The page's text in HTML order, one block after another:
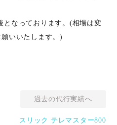
となっております。(相場は変
いいたします。)
過去の代行実績へ
スリック テレマスター800